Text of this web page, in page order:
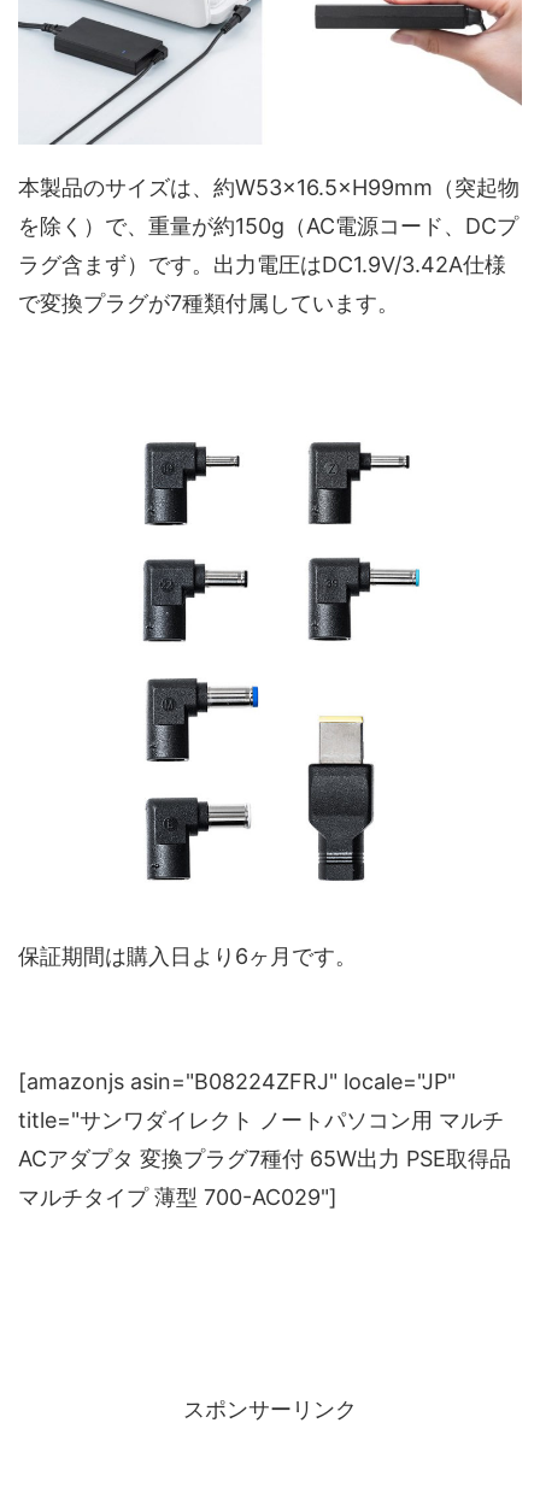
本製品のサイズは、約W53×16.5×H99mm（突起物
を除く）で、重量が約150g（AC電源コード、DCプ
ラグ含まず）です。出力電圧はDC1.9V/3.42A仕様
で変換プラグが7種類付属しています。
保証期間は購入日より6ヶ月です。
[amazonjs asin="B08224ZFRJ" locale="JP"
title="サンワダイレクト ノートパソコン用 マルチ
ACアダプタ 変換プラグ7種付 65W出力 PSE取得品
マルチタイプ 薄型 700-AC029"]
スポンサーリンク